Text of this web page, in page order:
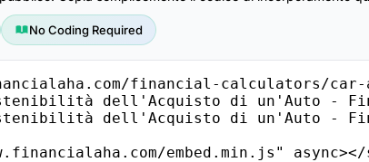
No Coding Required
financial-calculators/
dell'Acquisto di un'Auto -
embed.min.js"